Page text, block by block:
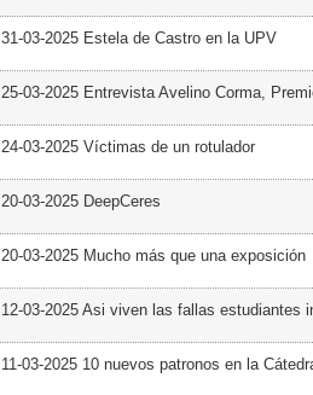
31-03-2025 Estela de Castro en la UPV
25-03-2025 Entrevista Avelino Corma,
24-03-2025 Víctimas de un rotulador
20-03-2025 DeepCeres
20-03-2025 Mucho más que una exposición
12-03-2025 Asi viven las fallas estudiantes
11-03-2025 10 nuevos patronos en la